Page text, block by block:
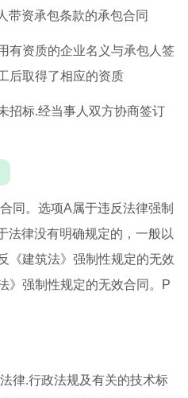
带资承包条款的承包合同
有资质的企业名义与承包人签
后取得了相应的资质
招标.经当事人双方协商签订
同。选项A属于违反法律强制
法律没有明确规定的，一般以
《建筑法》强制性规定的无效
》强制性规定的无效合同。P
律.行政法规及有关的技术标